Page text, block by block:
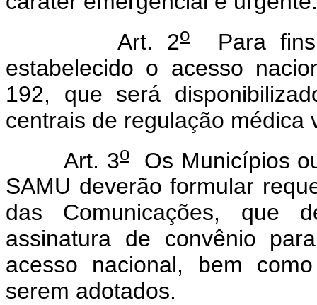
Art. 2o Para fins
estabelecido o acesso
192, que será
centrais de regulação médica
Art. 3o Os Municípios
SAMU deverão formular
das Comunicações, que
assinatura de convênio
acesso nacional, bem
serem adotados.